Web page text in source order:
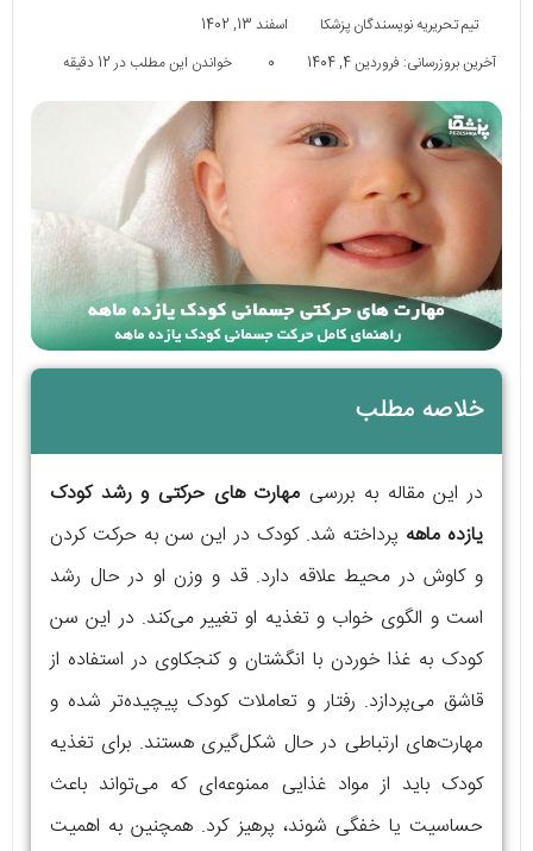
تیم تحریریه نویسندگان پزشکا
اسفند 13, 1402
آخرین بروزرسانی: فروردین 4, 1404
0 خواندن این مطلب در 12 دقیقه
خلاصه مطلب
در این مقاله به بررسی مهارت‌ های حرکتی و رشد کودک
یازده ماهه پرداخته شد. کودک در این سن به حرکت کردن
و کاوش در محیط علاقه دارد. قد و وزن او در حال رشد
است و الگوی خواب و تغذیه او تغییر می‌کند. در این سن
کودک به غذا خوردن با انگشتان و کنجکاوی در استفاده از
قاشق می‌پردازد. رفتار و تعاملات کودک پیچیده‌تر شده و
مهارت‌های ارتباطی در حال شکل‌گیری هستند. برای تغذیه
کودک باید از مواد غذایی ممنوعه‌ای که می‌تواند باعث
حساسیت یا خفگی شوند، پرهیز کرد. همچنین به اهمیت